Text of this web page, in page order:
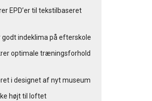
EPD’er til tekstilbaseret
godt indeklima på efterskole
optimale træningsforhold
i designet af nyt museum
højt til loftet